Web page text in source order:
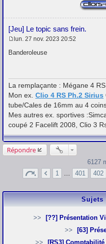
[Jeu] Le topic sans frein.
e
g
e
lun. 27 nov. 2023 20:52
Banderoleuse
La remplaçante : Mégane 4
Mon ex. Clio 4 RS Ph.2 Sirius
tube/Cales de 16mm au 4
Mes autres ex. sportives
coupé 2 Facelift 2008, Clio 3
Répondre
6127
1
401 402
Sujets
[??] Présentation
[63]
[RS3]